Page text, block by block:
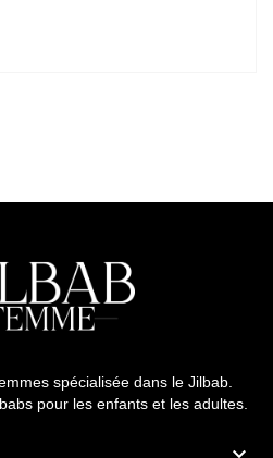
spécialisée dans le Jilbab.
pour les enfants et les adultes.